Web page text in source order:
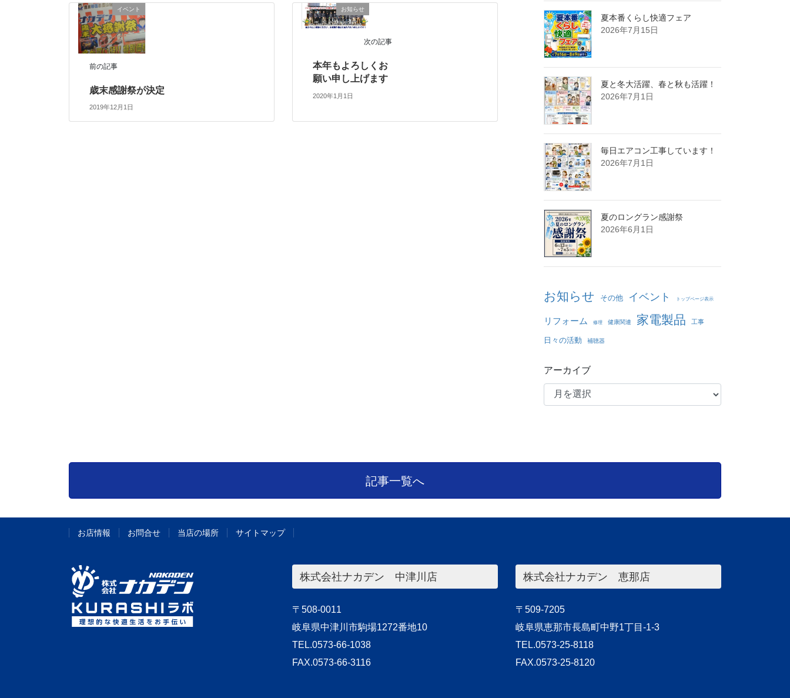
イベント
前の記事
歳末感謝祭が決定
2019年12月1日
お知らせ
次の記事
本年もよろしくお
願い申し上げます
2020年1月1日
夏本番くらし快適フェア
2026年7月15日
夏と冬大活躍、春と秋も活躍！
2026年7月1日
毎日エアコン工事しています！
2026年7月1日
夏のロングラン感謝祭
2026年6月1日
お知らせ その他 イベント トップページ表示
リフォーム 修理 健康関連 家電製品 工事
日々の活動 補聴器
アーカイブ
記事一覧へ
お店情報 お問合せ 当店の場所 サイトマップ
株式会社ナカデン 中津川店
〒508-0011
岐阜県中津川市駒場1272番地10
TEL.0573-66-1038
FAX.0573-66-3116
株式会社ナカデン 恵那店
〒509-7205
岐阜県恵那市長島町中野1丁目-1-3
TEL.0573-25-8118
FAX.0573-25-8120